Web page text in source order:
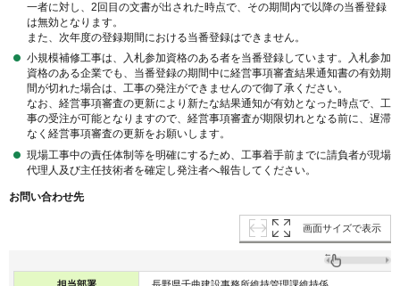
一者に対し、2回目の文書が出された時点で、その期間内で以降の当番登録
は無効となります。
また、次年度の登録期間における当番登録はできません。
小規模補修工事は、入札参加資格のある者を当番登録しています。入札参加
資格のある企業でも、当番登録の期間中に経営事項審査結果通知書の有効期
間が切れた場合は、工事の発注ができませんので御了承ください。
なお、経営事項審査の更新により新たな結果通知が有効となった時点で、工
事の受注が可能となりますので、経営事項審査が期限切れとなる前に、遅滞
なく経営事項審査の更新をお願いします。
現場工事中の責任体制等を明確にするため、工事着手前までに請負者が現場
代理人及び主任技術者を確定し発注者へ報告してください。
お問い合わせ先
画面サイズで表示